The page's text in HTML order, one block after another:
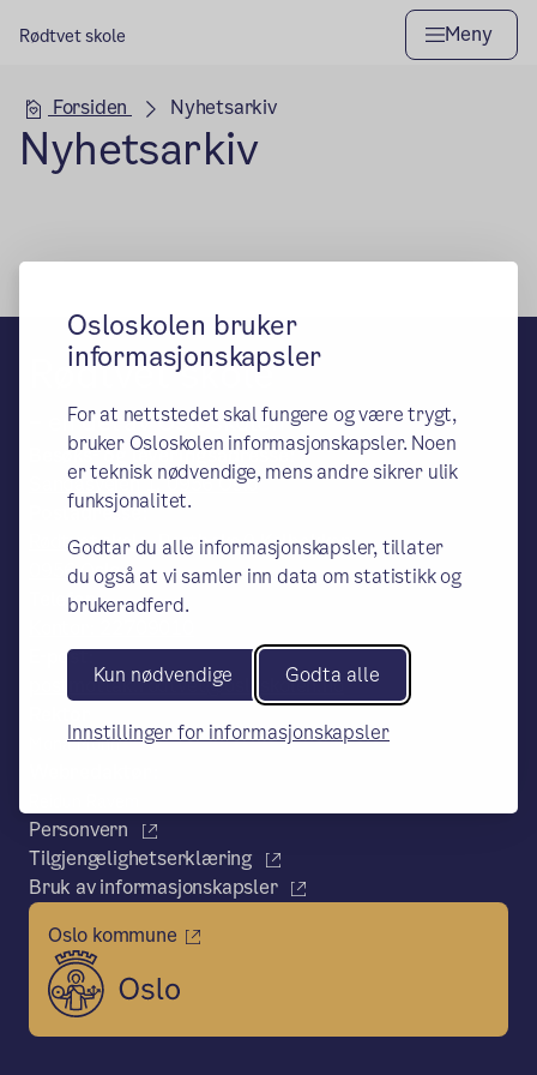
Osloskolen bruker
informasjonskapsler
For at nettstedet skal fungere og være trygt,
bruker Osloskolen informasjonskapsler. Noen
er teknisk nødvendige, mens andre sikrer ulik
funksjonalitet.
Godtar du alle informasjonskapsler, tillater
du også at vi samler inn data om statistikk og
brukeradferd.
Kun nødvendige Godta alle
Innstillinger for informasjonskapsler
Rødtvet skole Meny
Hovedseksjon
Forsiden Nyhetsarkiv
Nyhetsarkiv
Rødtvet skole
– en del av Osloskolen
Besøks- og leveringsadresse:
Sandåsveien 1, 0956 Oslo
Postadresse:
Rødtvet skole, Postboks 9 Kalbakken ,
0956 Oslo
Telefon:
E-post:
postmottak.rodtvet@osloskolen.no
Mona Mohn
Personvern
Tilgjengelighetserklæring
Bruk av informasjonskapsler
Oslo kommune